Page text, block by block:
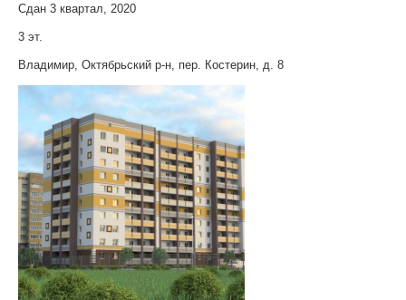
Сдан 3 квартал, 2020
3 эт.
Владимир, Октябрьский р-н, пер. Костерин, д. 8